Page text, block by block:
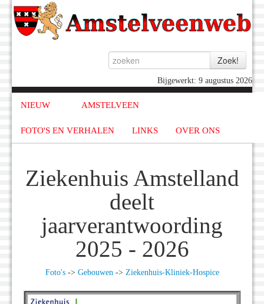
Bijgewerkt: 9 augustus 2026
NIEUW AMSTELVEEN
FOTO'S EN VERHALEN LINKS OVER ONS
Ziekenhuis Amstelland
deelt
jaarverantwoording
2025 - 2026
Foto's-> Gebouwen-> Ziekenhuis-Kliniek-Hospice